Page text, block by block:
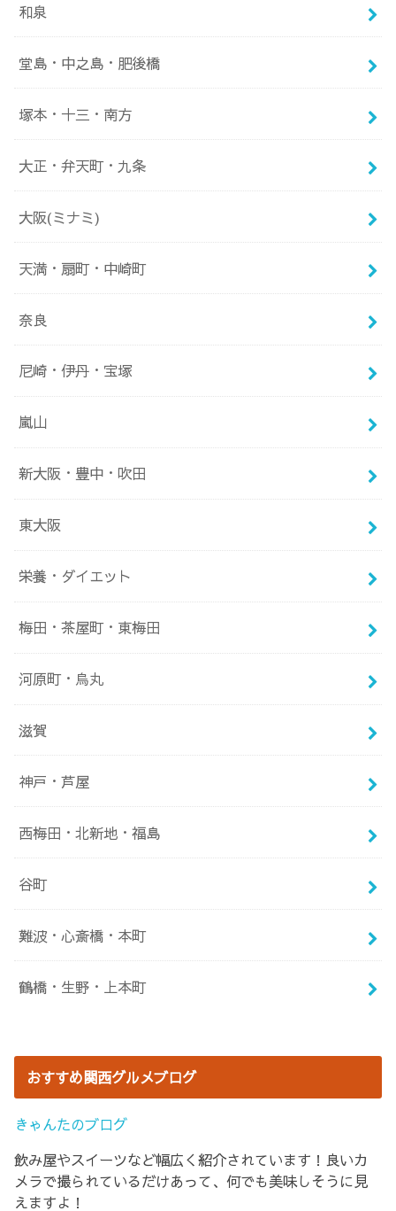
和泉
堂島・中之島・肥後橋
塚本・十三・南方
大正・弁天町・九条
大阪(ミナミ)
天満・扇町・中崎町
奈良
尼崎・伊丹・宝塚
嵐山
新大阪・豊中・吹田
東大阪
栄養・ダイエット
梅田・茶屋町・東梅田
河原町・烏丸
滋賀
神戸・芦屋
西梅田・北新地・福島
谷町
難波・心斎橋・本町
鶴橋・生野・上本町
おすすめ関西グルメブログ
きゃんたのブログ
飲み屋やスイーツなど幅広く紹介されています！良いカ
メラで撮られているだけあって、何でも美味しそうに見
えますよ！